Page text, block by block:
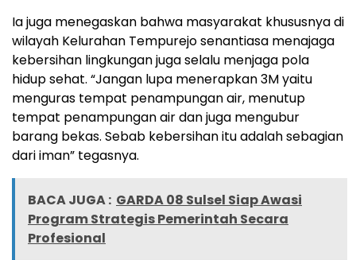
Ia juga menegaskan bahwa masyarakat khususnya di
wilayah Kelurahan Tempurejo senantiasa menajaga
kebersihan lingkungan juga selalu menjaga pola
hidup sehat. “Jangan lupa menerapkan 3M yaitu
menguras tempat penampungan air, menutup
tempat penampungan air dan juga mengubur
barang bekas. Sebab kebersihan itu adalah sebagian
dari iman” tegasnya.
BACA JUGA : GARDA 08 Sulsel Siap Awasi
Program Strategis Pemerintah Secara
Profesional